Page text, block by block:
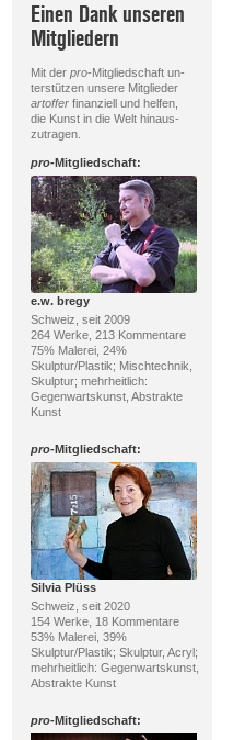
Einen Dank unseren
Mitgliedern
Mit der pro-Mitgliedschaft un-
terstützen unsere Mitglieder
artofferfinanziell und helfen,
die Kunst in die Welt hinaus-
zutragen.
pro-Mitgliedschaft:
e.w. bregy
Schweiz, seit 2009
264 Werke, 213 Kommentare
75% Malerei, 24%
Skulptur/Plastik; Mischtechnik,
Skulptur; mehrheitlich:
Gegenwartskunst, Abstrakte
Kunst
pro-Mitgliedschaft:
Silvia Plüss
Schweiz, seit 2020
154 Werke, 18 Kommentare
53% Malerei, 39%
Skulptur/Plastik; Skulptur, Acryl;
mehrheitlich: Gegenwartskunst,
Abstrakte Kunst
pro-Mitgliedschaft: